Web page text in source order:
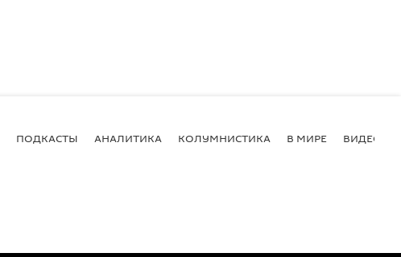
ПОДКАСТЫ АНАЛИТИКА КОЛУМНИСТИКА В МИРЕ ВИДЕО